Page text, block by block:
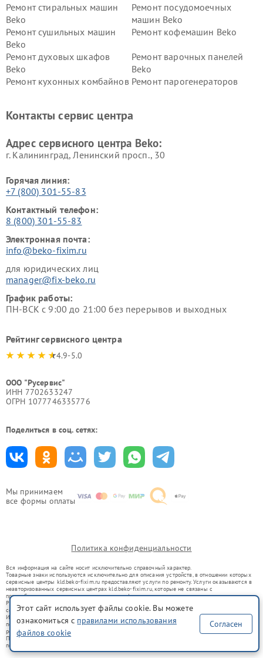
Мы принимаем
все формы оплаты
Ремонт стиральных машин
Beko
Ремонт посудомоечных
машин Beko
Ремонт сушильных машин
Beko
Ремонт кофемашин Beko
Ремонт духовых шкафов
Beko
Ремонт варочных панелей
Beko
Ремонт кухонных комбайнов Ремонт парогенераторов
Ремонт холодильников Beko Ремонт морозильных камер
Контакты сервис центра
Адрес сервисного центра Beko:
г. Калининград, Ленинский просп., 30
Горячая линия:
+7 (800) 301-55-83
Контактный телефон:
8 (800) 301-55-83
Электронная почта:
info@beko-fixim.ru
для юридических лиц
manager@fix-beko.ru
График работы:
ПН-ВСК с 9:00 до 21:00 без перерывов и выходных
Рейтинг сервисного центра
4.9-5.0
ООО "Русервис"
ИНН 7702633247
ОГРН 1077746335776
Поделиться в соц. сетях:
Политика конфиденциальности
Вся информация на сайте носит исключительно справочный характер.
Товарные знаки используются исключительно для описания устройств, в отношении которых
сервисные центры kld.beko-fixim.ru предоставляют услуги по ремонту. Услуги оказываются в
неавторизованных сервисных центрах kld.beko-fixim.ru, которые не связаны с
правообладателями товарных знаков или их официальными представителями.
Ремонт осуществляется для устройств, уже введенных в гражданский оборот в соответствии
со статьей 1487 ГК РФ.
Использование товарных знаков не преследует цели индивидуализации услуг или введения
потребителей в заблуждение, а служит для информирования о предоставляемых услугах по
ремонту техники указанных брендов.
Представленная на сайте информация не является публичной офертой, определяемой
положениями Статьи 437(2) Гражданского кодекса РФ
Этот сайт использует файлы cookie. Вы можете
ознакомиться с правилами использования
файлов cookie
Согласен